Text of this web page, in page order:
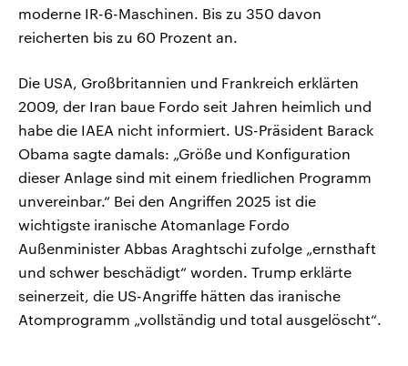
moderne IR-6-Maschinen. Bis zu 350 davon
reicherten bis zu 60 Prozent an.
Die USA, Großbritannien und Frankreich erklärten
2009, der Iran baue Fordo seit Jahren heimlich und
habe die IAEA nicht informiert. US-Präsident Barack
Obama sagte damals: „Größe und Konfiguration
dieser Anlage sind mit einem friedlichen Programm
unvereinbar.“ Bei den Angriffen 2025 ist die
wichtigste iranische Atomanlage Fordo
Außenminister Abbas Araghtschi zufolge „ernsthaft
und schwer beschädigt“ worden. Trump erklärte
seinerzeit, die US-Angriffe hätten das iranische
Atomprogramm „vollständig und total ausgelöscht“.